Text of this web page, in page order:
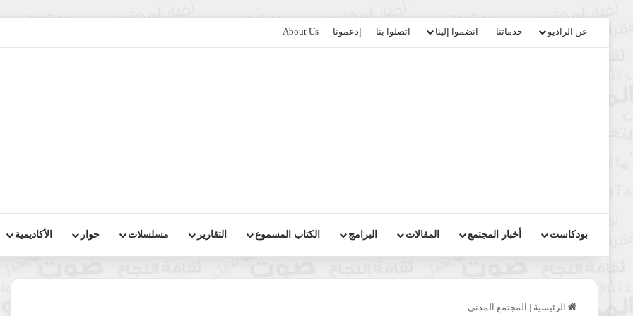
عن الراديو خدماتنا انضموا إلينا اتصلوا بنا إدعمونا About Us
بودكاست أخبار المجتمع المقالات البرامج الكتاب المسموع التقارير مسلسلات حوار الأكاديمية
الرئيسية | المجتمع المدني